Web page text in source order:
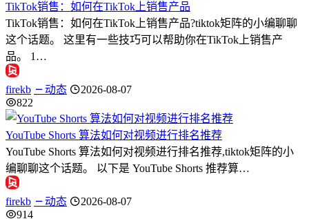
TikTok销售：如何在TikTok上销售产品
TikTok销售：如何在TikTok上销售产品?tiktok矩阵的小编聊聊
这个话题。 这里有一些技巧可以帮助你在TikTok上销售产
品。 1…
firekb 动态
2026-08-07
822
YouTube Shorts 算法如何对视频进行排名推荐
YouTube Shorts 算法如何对视频进行排名推荐,tiktok矩阵的小
编聊聊这个话题。 以下是 YouTube Shorts 推荐算…
firekb 动态
2026-08-07
914